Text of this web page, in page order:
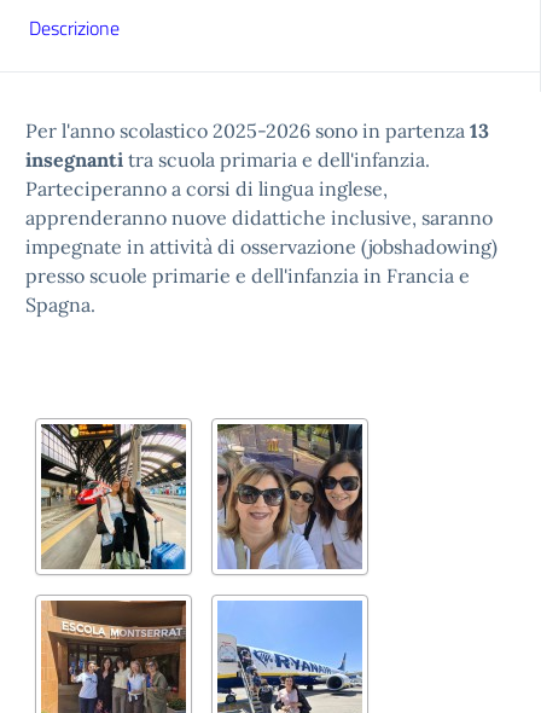
Descrizione
Per l'anno scolastico 2025-2026 sono in partenza 13
insegnanti tra scuola primaria e dell'infanzia.
Parteciperanno a corsi di lingua inglese,
apprenderanno nuove didattiche inclusive, saranno
impegnate in attività di osservazione (jobshadowing)
presso scuole primarie e dell'infanzia in Francia e
Spagna.